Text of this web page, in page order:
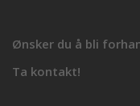
Ønsker du å bli
Ta kontakt!